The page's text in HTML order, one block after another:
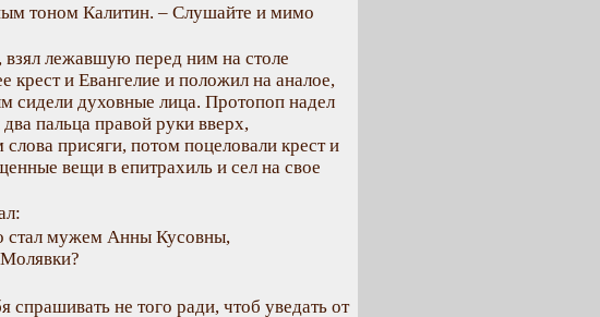
тоном Калитин. – Слушайте и мимо
взял лежавшую перед ним на столе
крест и Евангелие и положил на аналое,
сидели духовные лица. Протопоп надел
пальца правой руки вверх,
присяги, потом поцеловали крест и
вещи в епитрахиль и сел на свое
стал мужем Анны Кусовны,
спрашивать не того ради, чтоб уведать от